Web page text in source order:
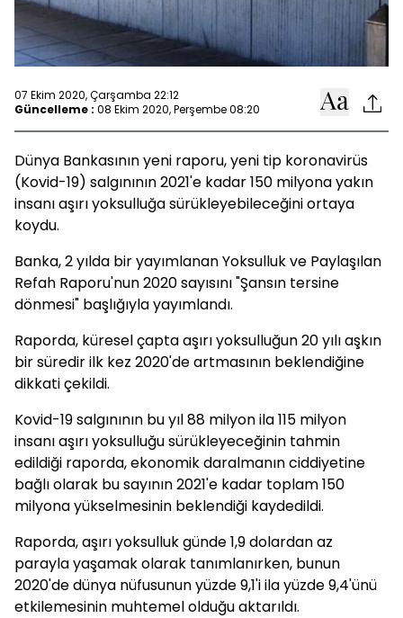
07 Ekim 2020, Çarşamba 22:12
Güncelleme : 08 Ekim 2020, Perşembe 08:20
Dünya Bankasının yeni raporu, yeni tip koronavirüs
(Kovid-19) salgınının 2021'e kadar 150 milyona yakın
insanı aşırı yoksulluğa sürükleyebileceğini ortaya
koydu.
Banka, 2 yılda bir yayımlanan Yoksulluk ve Paylaşılan
Refah Raporu'nun 2020 sayısını "Şansın tersine
dönmesi" başlığıyla yayımlandı.
Raporda, küresel çapta aşırı yoksulluğun 20 yılı aşkın
bir süredir ilk kez 2020'de artmasının beklendiğine
dikkati çekildi.
Kovid-19 salgınının bu yıl 88 milyon ila 115 milyon
insanı aşırı yoksulluğu sürükleyeceğinin tahmin
edildiği raporda, ekonomik daralmanın ciddiyetine
bağlı olarak bu sayının 2021'e kadar toplam 150
milyona yükselmesinin beklendiği kaydedildi.
Raporda, aşırı yoksulluk günde 1,9 dolardan az
parayla yaşamak olarak tanımlanırken, bunun
2020'de dünya nüfusunun yüzde 9,1'i ila yüzde 9,4'ünü
etkilemesinin muhtemel olduğu aktarıldı.